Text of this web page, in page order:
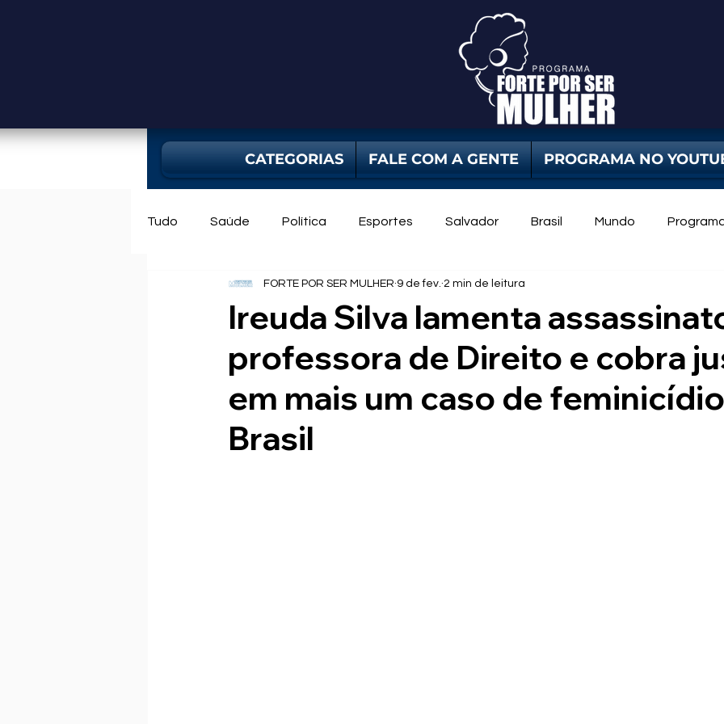
CATEGORIAS FALE COM A GENTE PROGRAMA NO
Tudo Saúde Política Esportes Salvador Brasil Mundo
Mercado Bahia Utilidade Pública Violência Contra Mulher
Ireuda Silva lamenta
professora de Direito e cobra
em mais um caso de
Brasil
FORTE POR SER MULHER 9 de fev. 2 min de leitura